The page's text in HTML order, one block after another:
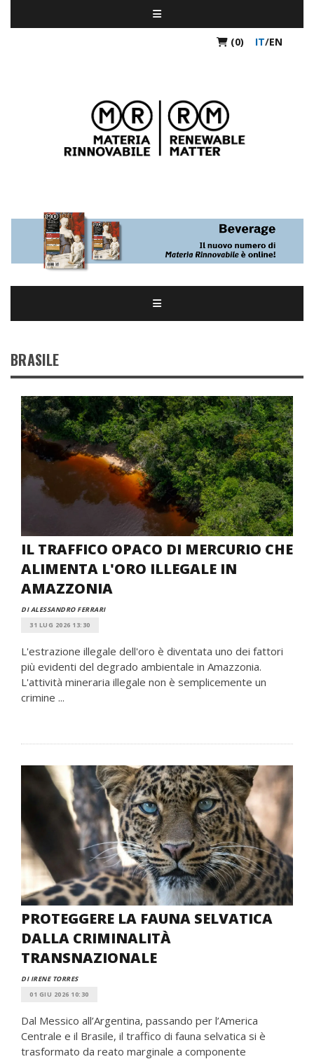
(0) IT/EN
BRASILE
IL TRAFFICO OPACO DI MERCURIO CHE
ALIMENTA L'ORO ILLEGALE IN
AMAZZONIA
DI ALESSANDRO FERRARI
31 LUG 2026 13:30
L'estrazione illegale dell'oro è diventata uno dei fattori
più evidenti del degrado ambientale in Amazzonia.
L'attività mineraria illegale non è semplicemente un
crimine ...
PROTEGGERE LA FAUNA SELVATICA
DALLA CRIMINALITÀ
TRANSNAZIONALE
DI IRENE TORRES
01 GIU 2026 10:30
Dal Messico all’Argentina, passando per l’America
Centrale e il Brasile, il traffico di fauna selvatica si è
trasformato da reato marginale a componente